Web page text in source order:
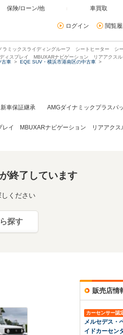
保険/ローン/他 車買取
ログイン 閲覧
ミックスライディングルーフ シートヒーター シー
ィスプレイ MBUXARナビゲーション リアアクスル
古車
EQE SUV・横浜市港南区の中古車
車保証継承 AMGダイナミックプラスパ
イ MBUXARナビゲーション リアアクスル
終了しています
ください
探す
販売店情
カーセンサー認
メルセデス・
イドカーセン